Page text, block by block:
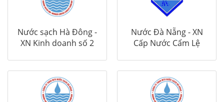
Nước sạch Hà Đông -
XN Kinh doanh số 2
Nước Đà Nẵng - XN
Cấp Nước Cẩm Lệ